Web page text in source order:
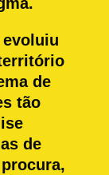
evoluiu
de
tão
de